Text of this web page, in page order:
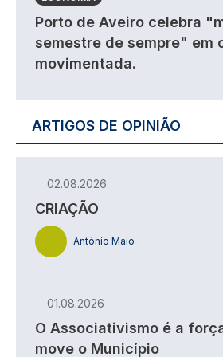
Porto de Aveiro celebra
semestre de sempre" em
movimentada.
ARTIGOS DE OPINIÃO
02.08.2026
CRIAÇÃO
António Maio
01.08.2026
O Associativismo é a
move o Município